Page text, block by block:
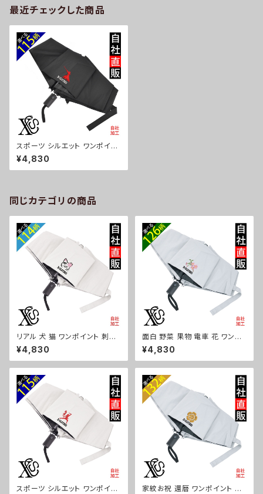
最近チェックした商品
スポーツ シルエット ワンポイン
ト 刺繍【形状記憶+自動開閉】
折りたたみ傘 レディース メンズ
55cm 晴雨兼用 UVカット99.
業 記念品 部活 野球 サッカー
バスケ テニス 和太鼓 大相撲 or
i-a-kas04-b08-s
¥4,830
同じカテゴリの商品
リアル 犬 猫 ワンポイント 刺繍
【形状記憶+自動開閉】 折りたた
み傘 レディース メンズ 55cm
晴雨兼用 UVカット99.9％ 一級
ズ 自社ブランド 柄 ギフト 柴犬
チワワ シーズー シュナウザー
パグ ビションフリーゼ ori-a-ka
s04-g10-s
¥4,830
面白 野菜 果物 電車 花 ワンポ
イント 刺繍【形状記憶+自動開
閉】 折りたたみ傘 レディース メ
ンズ 55cm 晴雨兼用 UVカット
風 雑貨 グッズ 自社ブランド 柄
トマト リンゴ ラーメン 餃子 鳥
獣戯画 富士山 パチンコ ori-a-
kas04-g09-s
¥4,830
スポーツ シルエット ワンポイン
家紋お祝 還暦 ワンポイント 刺